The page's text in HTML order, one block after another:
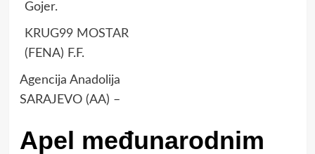
Gojer.
KRUG99 MOSTAR
(FENA) F.F.
Agencija Anadolija
SARAJEVO (AA) –
Apel međunarodnim